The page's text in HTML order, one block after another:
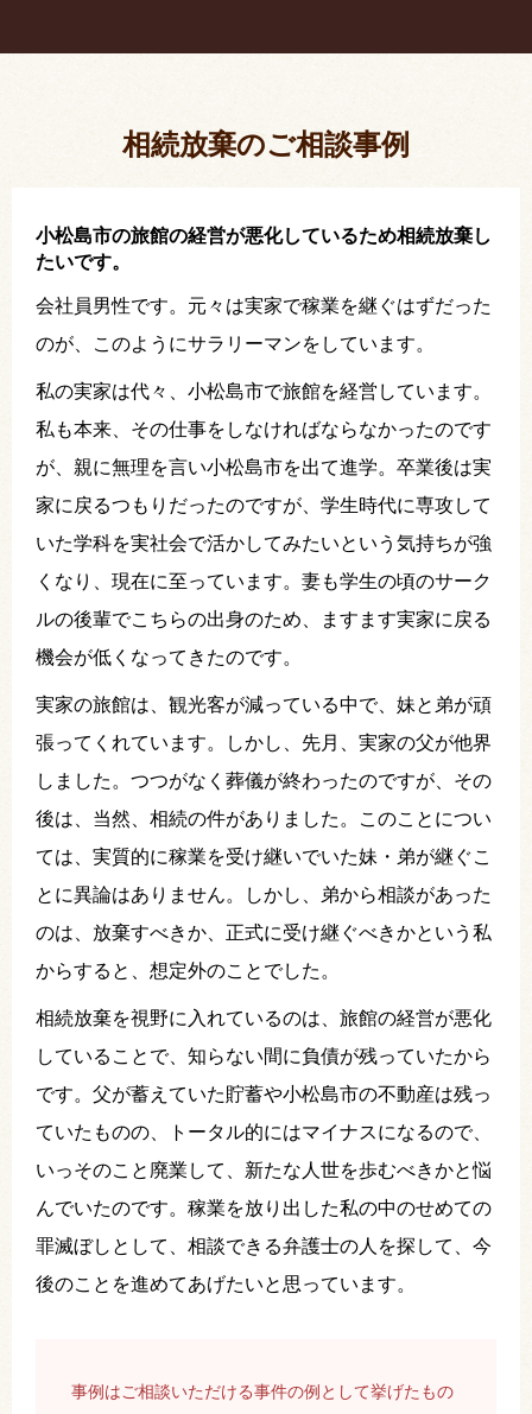
相続放棄のご相談事例
小松島市の旅館の経営が悪化しているため相続放棄し
たいです。
会社員男性です。元々は実家で稼業を継ぐはずだった
のが、このようにサラリーマンをしています。
私の実家は代々、小松島市で旅館を経営しています。
私も本来、その仕事をしなければならなかったのです
が、親に無理を言い小松島市を出て進学。卒業後は実
家に戻るつもりだったのですが、学生時代に専攻して
いた学科を実社会で活かしてみたいという気持ちが強
くなり、現在に至っています。妻も学生の頃のサーク
ルの後輩でこちらの出身のため、ますます実家に戻る
機会が低くなってきたのです。
実家の旅館は、観光客が減っている中で、妹と弟が頑
張ってくれています。しかし、先月、実家の父が他界
しました。つつがなく葬儀が終わったのですが、その
後は、当然、相続の件がありました。このことについ
ては、実質的に稼業を受け継いでいた妹・弟が継ぐこ
とに異論はありません。しかし、弟から相談があった
のは、放棄すべきか、正式に受け継ぐべきかという私
からすると、想定外のことでした。
相続放棄を視野に入れているのは、旅館の経営が悪化
していることで、知らない間に負債が残っていたから
です。父が蓄えていた貯蓄や小松島市の不動産は残っ
ていたものの、トータル的にはマイナスになるので、
いっそのこと廃業して、新たな人世を歩むべきかと悩
んでいたのです。稼業を放り出した私の中のせめての
罪滅ぼしとして、相談できる弁護士の人を探して、今
後のことを進めてあげたいと思っています。
事例はご相談いただける事件の例として挙げたもの